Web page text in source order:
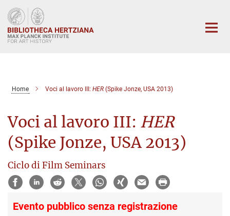
Main-
Content
Home Voci al lavoro III: HER(Spike Jonze, USA 2013)
Voci al lavoro III: HER
(Spike Jonze, USA 2013)
Ciclo di Film Seminars
Evento pubblico senza registrazione